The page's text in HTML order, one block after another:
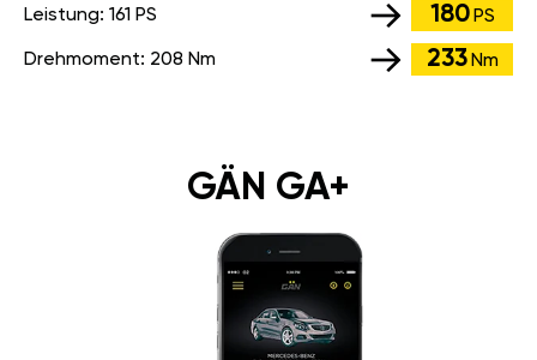
Leistung: 161 PS 180 PS
Drehmoment: 208 Nm 233 Nm
GÄN GA+